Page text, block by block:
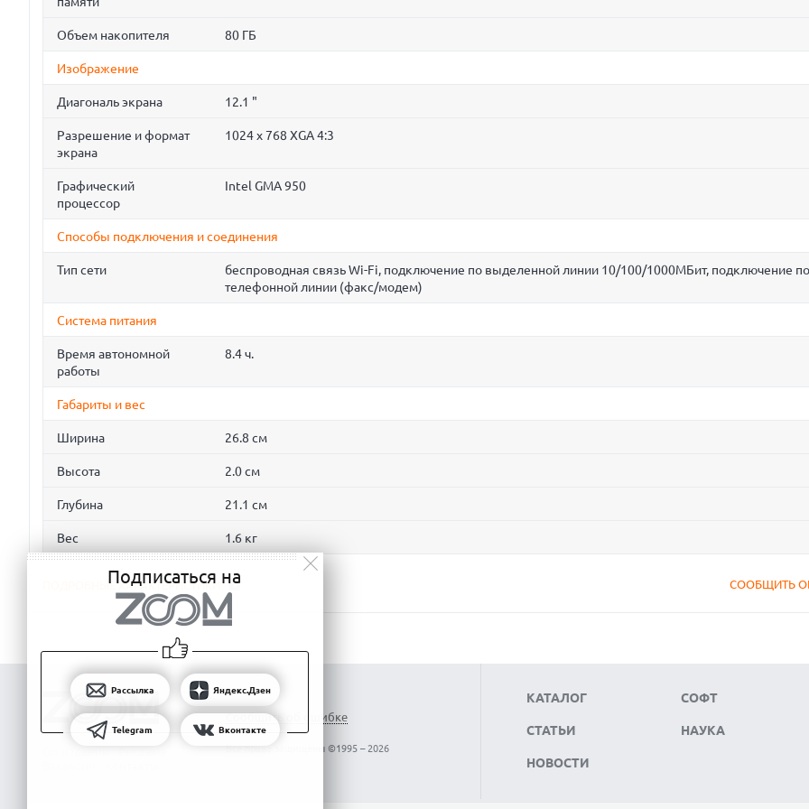
Объем накопителя 80 ГБ
Изображение
Диагональ экрана 12.1 "
Разрешение и формат
экрана
1024 x 768 XGA 4:3
Графический
процессор
Intel GMA 950
Способы подключения и соединения
Тип сети
беспроводная связь Wi-Fi, подключение по выделенной линии 10/100/1000МБит, подключение по
телефонной линии (факс/модем)
Система питания
Время автономной
работы
8.4 ч.
Габариты и вес
Ширина 26.8 см
Высота 2.0 см
Глубина 21.1 см
Вес 1.6 кг
СООБЩИТЬ
ПОДРОБНЫЕ ХАРАКТЕРИСТИКИ
Сообщить об ошибке
Все права защищены ©1995 – 2026
КАТАЛОГ
СТАТЬИ
НОВОСТИ
СОФТ
НАУКА
Подписаться на
Рассылка Яндекс.Дзен
Telegram Вконтакте